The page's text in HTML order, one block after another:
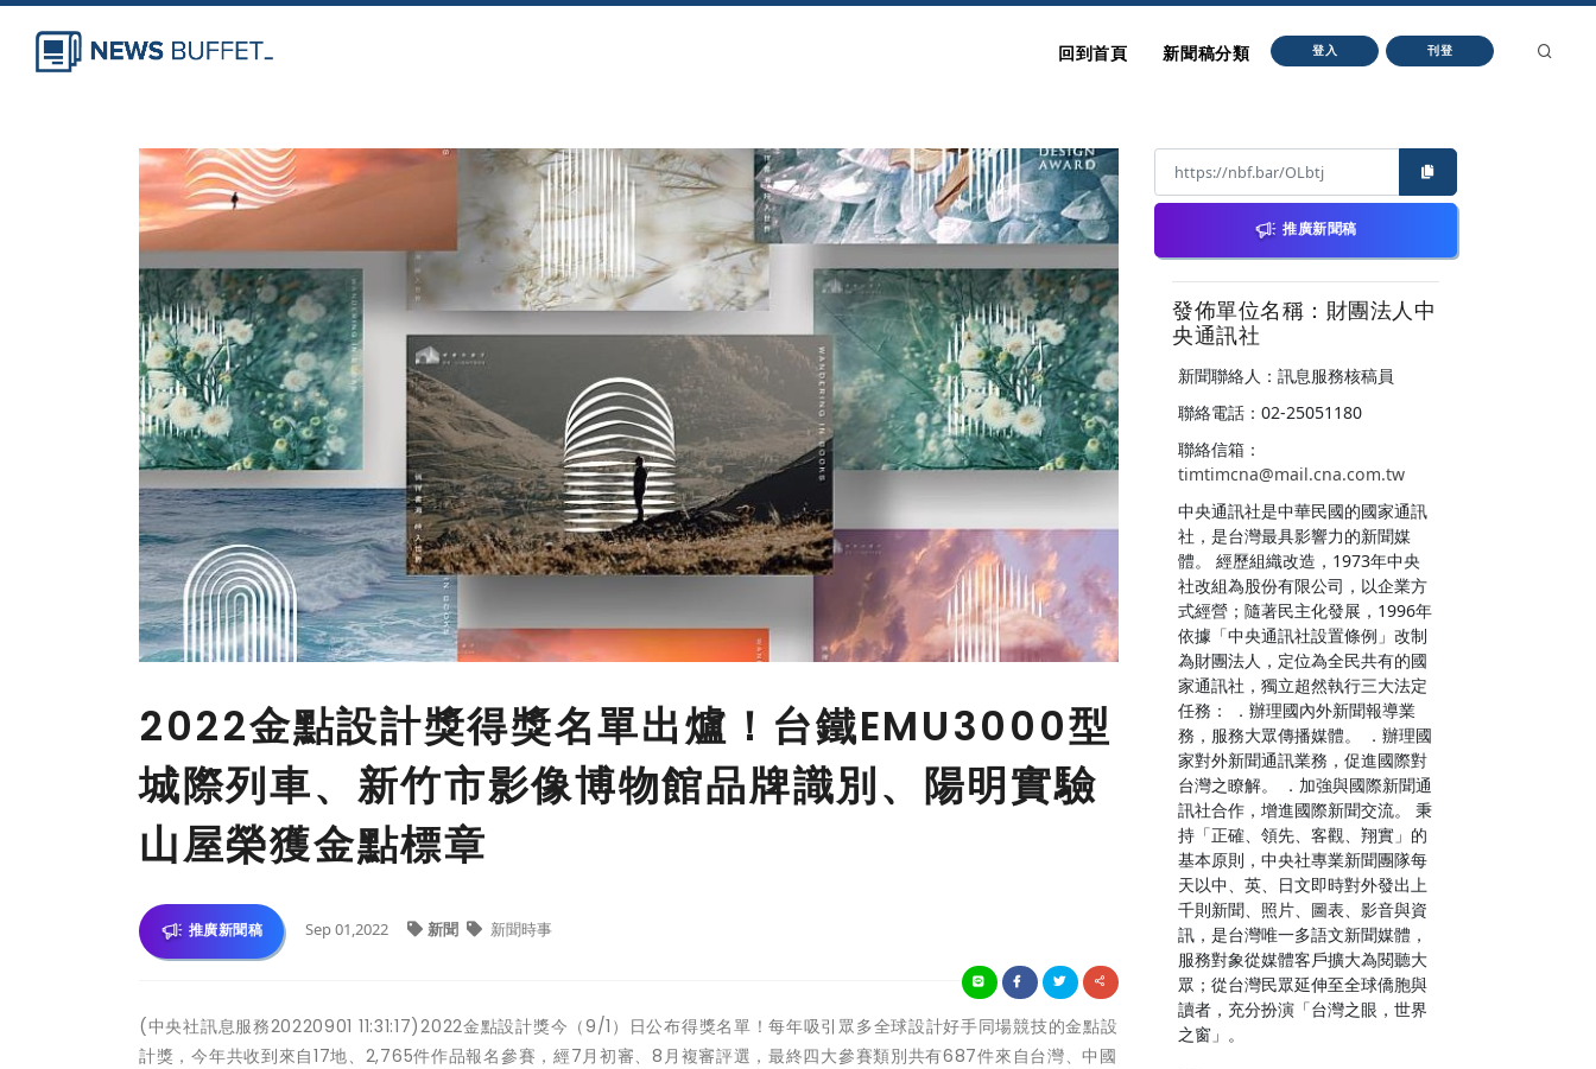
回到首頁 新聞稿分類 登入 刊登
2022金點設計獎得獎名單出爐！台鐵EMU3000型
城際列車、新竹市影像博物館品牌識別、陽明實驗
山屋榮獲金點標章
推廣新聞稿 Sep 01,2022 新聞 新聞時事
(中央社訊息服務20220901 11:31:17)2022金點設計獎今（9/1）日公布得獎名單！每年吸引眾多全球設計好手同場競技的金點設
計獎，今年共收到來自17地、2,765件作品報名參賽，經7月初審、8月複審評選，最終四大參賽類別共有687件來自台灣、中國
推廣新聞稿
發佈單位名稱：財團法人中
央通訊社
新聞聯絡人：訊息服務核稿員
聯絡電話：02-25051180
聯絡信箱：
timtimcna@mail.cna.com.tw
中央通訊社是中華民國的國家通訊
社，是台灣最具影響力的新聞媒
體。 經歷組織改造，1973年中央
社改組為股份有限公司，以企業方
式經營；隨著民主化發展，1996年
依據「中央通訊社設置條例」改制
為財團法人，定位為全民共有的國
家通訊社，獨立超然執行三大法定
任務： ．辦理國內外新聞報導業
務，服務大眾傳播媒體。 ．辦理國
家對外新聞通訊業務，促進國際對
台灣之瞭解。 ．加強與國際新聞通
訊社合作，增進國際新聞交流。 秉
持「正確、領先、客觀、翔實」的
基本原則，中央社專業新聞團隊每
天以中、英、日文即時對外發出上
千則新聞、照片、圖表、影音與資
訊，是台灣唯一多語文新聞媒體，
服務對象從媒體客戶擴大為閱聽大
眾；從台灣民眾延伸至全球僑胞與
讀者，充分扮演「台灣之眼，世界
之窗」。